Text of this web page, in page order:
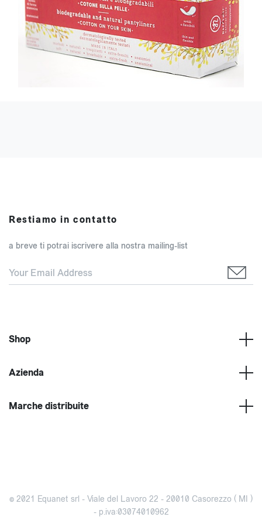
Restiamo in contatto
a breve ti potrai iscrivere alla nostra mailing-list
Shop
Azienda
Marche distribuite
© 2021 Equanet srl - Viale del Lavoro 22 - 20010 Casorezzo ( MI )
- p.iva:03074010962